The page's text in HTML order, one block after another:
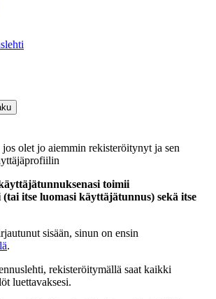
olet jo aiemmin rekisteröitynyt ja sen
toimii
(tai itse luomasi käyttäjätunnus) sekä itse
sisään, sinun on ensin
.
rekisteröitymällä saat kaikki
luettavaksesi.